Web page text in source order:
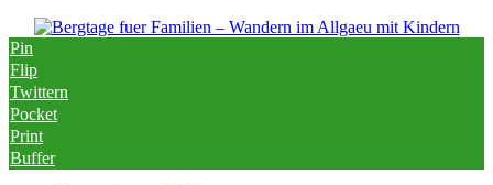
Pin
Flip
Twittern
Pocket
Print
Buffer